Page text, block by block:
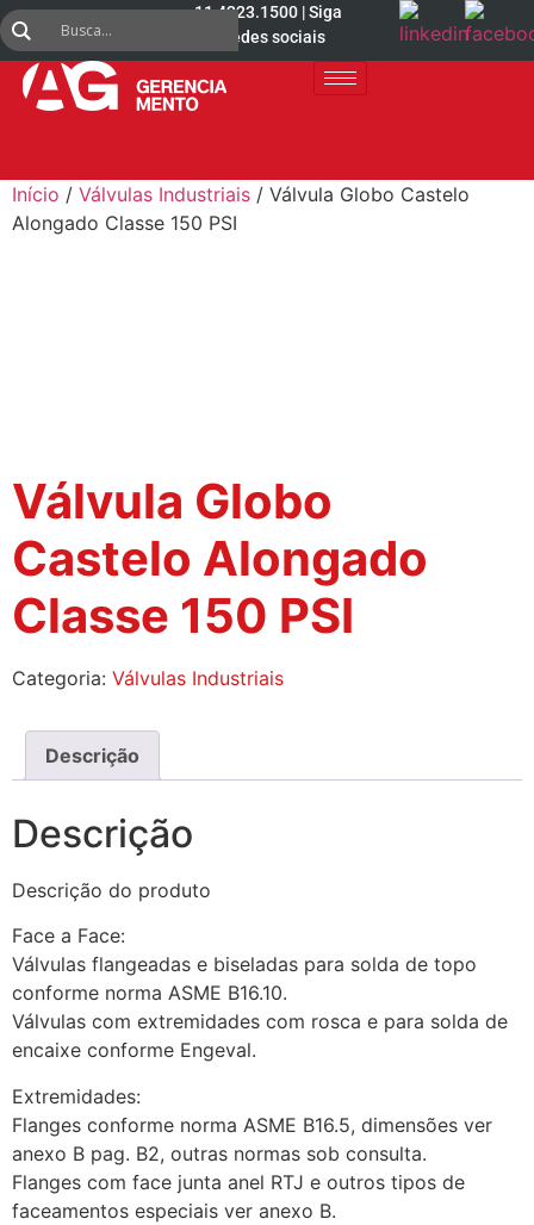
11 4223.1500 | Siga
nas redes sociais
Início / Válvulas Industriais / Válvula Globo Castelo
Alongado Classe 150 PSI
Válvula Globo
Castelo Alongado
Classe 150 PSI
Categoria: Válvulas Industriais
Descrição
Descrição
Descrição do produto
Face a Face:
Válvulas flangeadas e biseladas para solda de topo
conforme norma ASME B16.10.
Válvulas com extremidades com rosca e para solda de
encaixe conforme Engeval.
Extremidades:
Flanges conforme norma ASME B16.5, dimensões ver
anexo B pag. B2, outras normas sob consulta.
Flanges com face junta anel RTJ e outros tipos de
faceamentos especiais ver anexo B.